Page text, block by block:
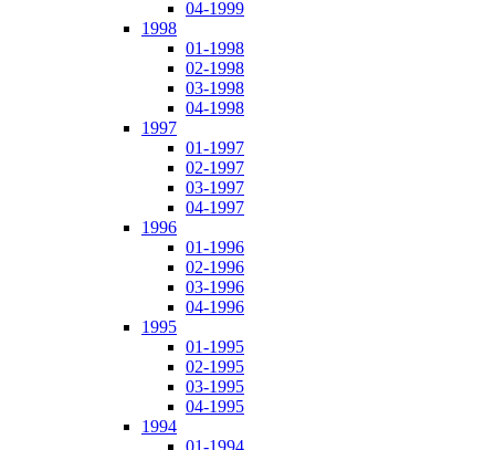
04-1999
1998
01-1998
02-1998
03-1998
04-1998
1997
01-1997
02-1997
03-1997
04-1997
1996
01-1996
02-1996
03-1996
04-1996
1995
01-1995
02-1995
03-1995
04-1995
1994
01-1994